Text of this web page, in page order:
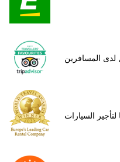
لدى المسافرين
لتأجير السيارات